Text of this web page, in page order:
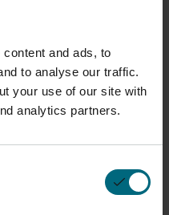
and ads, to
to analyse our traffic.
your use of our site with
analytics partners.
sur
sur les produits et les
autres
d'EOS.
personnelles est très
vous désinscrire
sur la